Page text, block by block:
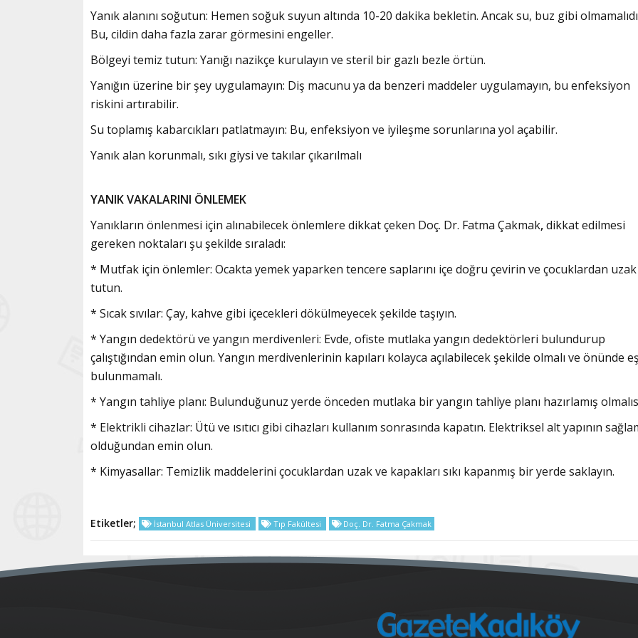
Yanık alanını soğutun: Hemen soğuk suyun altında 10-20 dakika bekletin. Ancak su, buz gibi
Bu, cildin daha fazla zarar görmesini engeller.
Bölgeyi temiz tutun: Yanığı nazikçe kurulayın ve steril bir gazlı bezle örtün.
Yanığın üzerine bir şey uygulamayın: Diş macunu ya da benzeri maddeler uygulamayın, bu enfeksiyon
riskini artırabilir.
Su toplamış kabarcıkları patlatmayın: Bu, enfeksiyon ve iyileşme sorunlarına yol açabilir.
Yanık alan korunmalı, sıkı giysi ve takılar çıkarılmalı
YANIK VAKALARINI ÖNLEMEK
Yanıkların önlenmesi için alınabilecek önlemlere dikkat çeken Doç. Dr. Fatma Çakmak,dikkat edilmesi
gereken noktaları şu şekilde sıraladı:
* Mutfak için önlemler: Ocakta yemek yaparken tencere saplarını içe doğru çevirin ve çocuklardan uzak
tutun.
* Sıcak sıvılar: Çay, kahve gibi içecekleri dökülmeyecek şekilde taşıyın.
* Yangın dedektörü ve yangın merdivenleri: Evde, ofiste mutlaka yangın dedektörleri bulundurup
çalıştığından emin olun. Yangın merdivenlerinin kapıları kolayca açılabilecek şekilde olmalı ve önünde
bulunmamalı.
* Yangın tahliye planı: Bulunduğunuz yerde önceden mutlaka bir yangın tahliye planı hazırlamış
* Elektrikli cihazlar: Ütü ve ısıtıcı gibi cihazları kullanım sonrasında kapatın. Elektriksel alt yapının
olduğundan emin olun.
* Kimyasallar: Temizlik maddelerini çocuklardan uzak ve kapakları sıkı kapanmış bir yerde saklayın.
Etiketler; İstanbul Atlas Üniversitesi Tıp Fakültesi Doç. Dr. Fatma Çakmak